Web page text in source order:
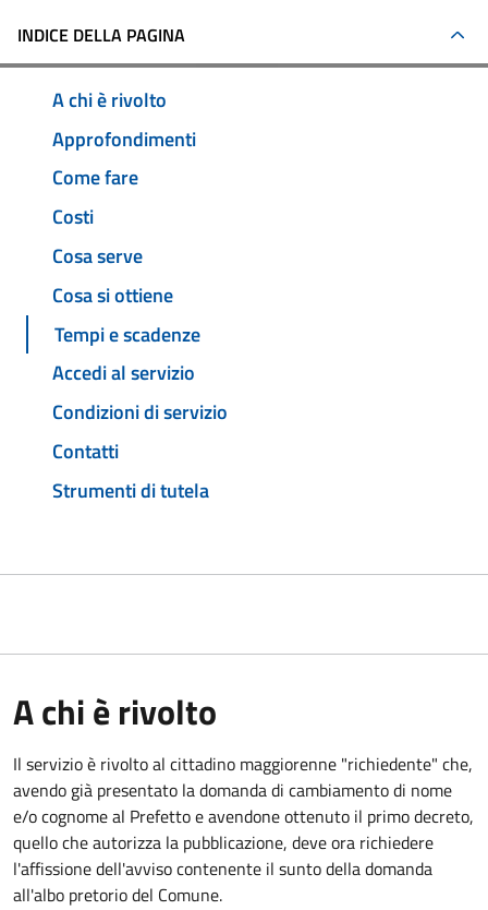
INDICE DELLA PAGINA
A chi è rivolto
Approfondimenti
Come fare
Costi
Cosa serve
Cosa si ottiene
Tempi e scadenze
Accedi al servizio
Condizioni di servizio
Contatti
Strumenti di tutela
A chi è rivolto
Il servizio è rivolto al cittadino maggiorenne "richiedente" che,
avendo già presentato la domanda di cambiamento di nome
e/o cognome al Prefetto e avendone ottenuto il primo decreto,
quello che autorizza la pubblicazione, deve ora richiedere
l'affissione dell'avviso contenente il sunto della domanda
all'albo pretorio del Comune.